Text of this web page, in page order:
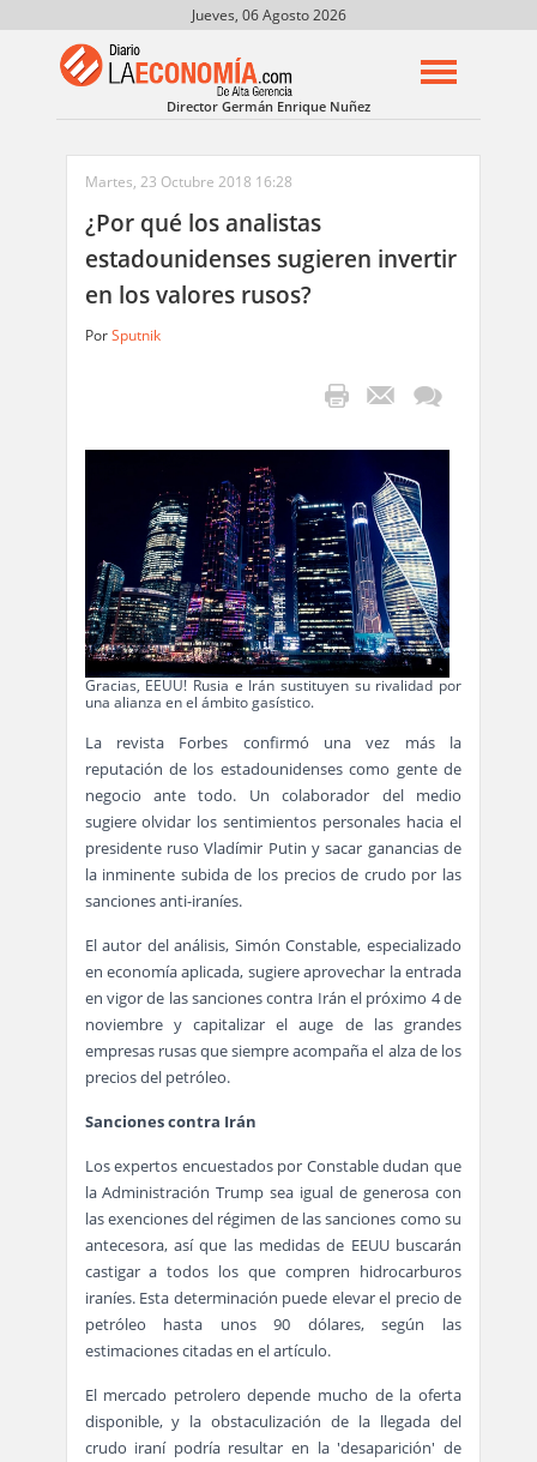
Jueves, 06 Agosto 2026
Director Germán Enrique Nuñez
Martes, 23 Octubre 2018 16:28
¿Por qué los analistas
estadounidenses sugieren invertir
en los valores rusos?
PorSputnik
Gracias, EEUU! Rusia e Irán sustituyen su rivalidad por
una alianza en el ámbito gasístico.
La revista Forbes confirmó una vez más la
reputación de los estadounidenses como gente de
negocio ante todo. Un colaborador del medio
sugiere olvidar los sentimientos personales hacia el
presidente ruso Vladímir Putin y sacar ganancias de
la inminente subida de los precios de crudo por las
sanciones anti-iraníes.
El autor del análisis, Simón Constable, especializado
en economía aplicada, sugiere aprovechar la entrada
en vigor de las sanciones contra Irán el próximo 4 de
noviembre y capitalizar el auge de las grandes
empresas rusas que siempre acompaña el alza de los
precios del petróleo.
Sanciones contra Irán
Los expertos encuestados por Constable dudan que
la Administración Trump sea igual de generosa con
las exenciones del régimen de las sanciones como su
antecesora, así que las medidas de EEUU buscarán
castigar a todos los que compren hidrocarburos
iraníes. Esta determinación puede elevar el precio de
petróleo hasta unos 90 dólares, según las
estimaciones citadas en el artículo.
El mercado petrolero depende mucho de la oferta
disponible, y la obstaculización de la llegada del
crudo iraní podría resultar en la 'desaparición' de